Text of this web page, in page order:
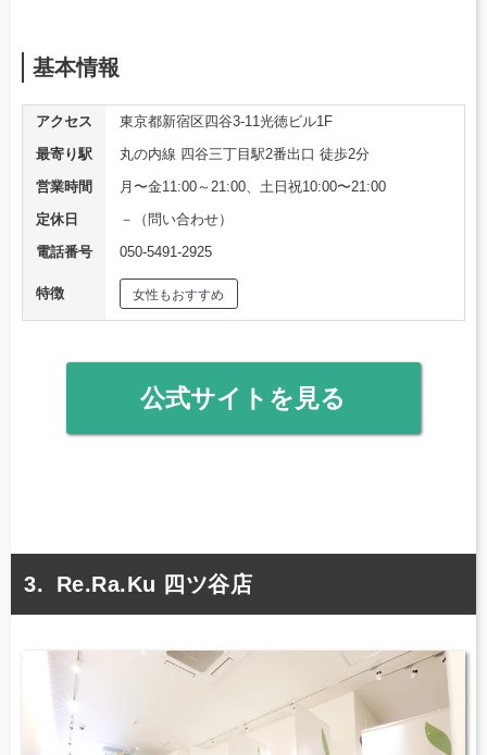
基本情報
アクセス
東京都新宿区四谷3-11光徳ビル1F
最寄り駅
丸の内線 四谷三丁目駅2番出口 徒歩2分
営業時間
月〜金11:00～21:00、土日祝10:00〜21:00
定休日
－（問い合わせ）
電話番号
050-5491-2925
特徴 女性もおすすめ
公式サイトを見る
Re.Ra.Ku 四ツ谷店